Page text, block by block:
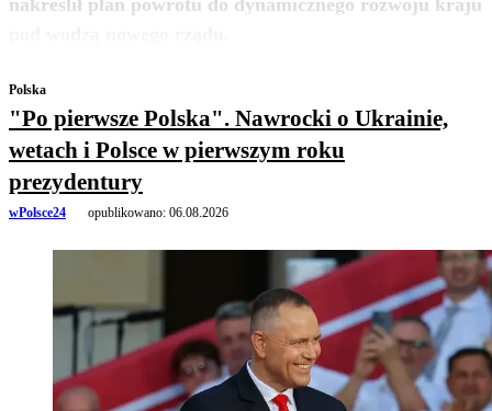
zobacz więcej
Polska
"Po pierwsze Polska". Nawrocki o Ukrainie,
wetach i Polsce w pierwszym roku
prezydentury
wPolsce24 opublikowano: 06.08.2026